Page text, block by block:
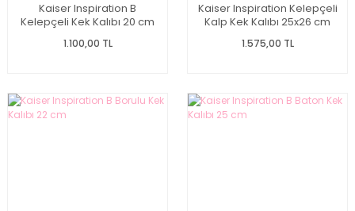
Kaiser Inspiration B
Kelepçeli Kek Kalıbı 20 cm
1.100,00 TL
Kaiser Inspiration Kelepçeli
Kalp Kek Kalıbı 25x26 cm
1.575,00 TL